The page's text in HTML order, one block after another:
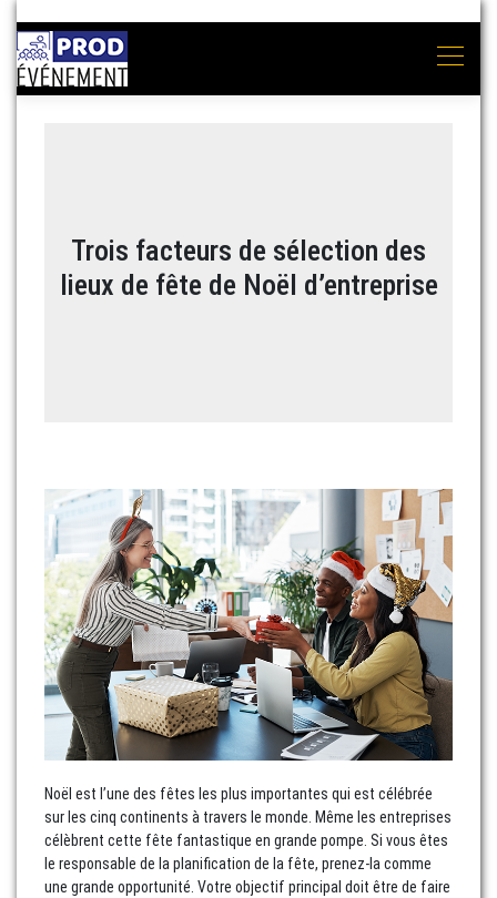
Trois facteurs de sélection des
lieux de fête de Noël d’entreprise
Noël est l’une des fêtes les plus importantes qui est célébrée
sur les cinq continents à travers le monde. Même les entreprises
célèbrent cette fête fantastique en grande pompe. Si vous êtes
le responsable de la planification de la fête, prenez-la comme
une grande opportunité. Votre objectif principal doit être de faire